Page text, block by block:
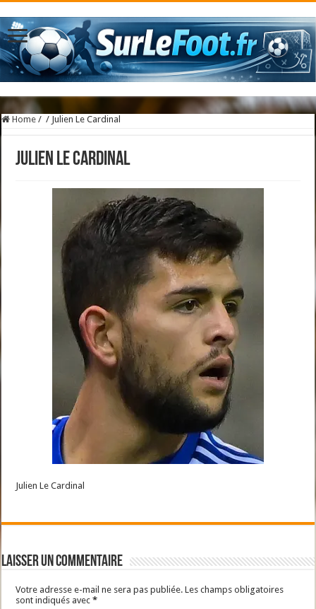
Home / / Julien Le Cardinal
Julien Le Cardinal
Julien Le Cardinal
Laisser un commentaire
Votre adresse e-mail ne sera pas publiée. Les champs obligatoires
sont indiqués avec*